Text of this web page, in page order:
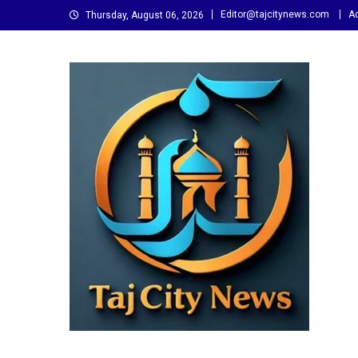
to
Thursday, August 06, 2026 Editor@tajcitynews.com